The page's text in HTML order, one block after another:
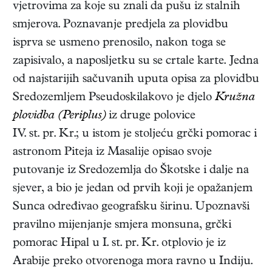
vjetrovima za koje su znali da pušu iz stalnih
smjerova. Poznavanje predjela za plovidbu
isprva se usmeno prenosilo, nakon toga se
zapisivalo, a naposljetku su se crtale karte. Jedna
od najstarijih sačuvanih uputa opisa za plovidbu
Sredozemljem Pseudoskilakovo je djelo Kružna
plovidba (Periplus)iz druge polovice
IV. st. pr. Kr.; u istom je stoljeću grčki pomorac i
astronom Piteja iz Masalije opisao svoje
putovanje iz Sredozemlja do Škotske i dalje na
sjever, a bio je jedan od prvih koji je opažanjem
Sunca određivao geografsku širinu. Upoznavši
pravilno mijenjanje smjera monsuna, grčki
pomorac Hipal u I. st. pr. Kr. otplovio je iz
Arabije preko otvorenoga mora ravno u Indiju.